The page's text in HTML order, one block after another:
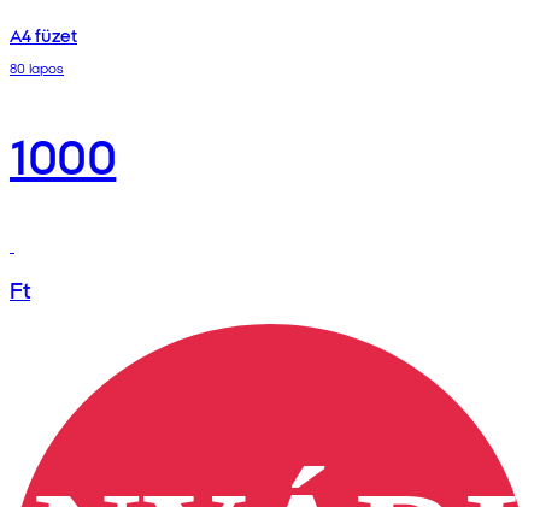
A4 füzet
80 lapos
1000
Ft